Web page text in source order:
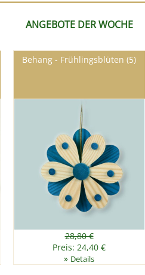
ANGEBOTE DER WOCHE
Behang - Frühlingsblüten (5)
28,80 €
Preis: 24,40 €
» Details